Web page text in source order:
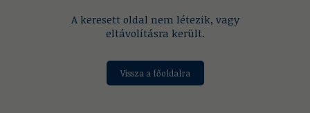
A keresett oldal nem létezik, vagy
eltávolításra került.
Vissza a főoldalra